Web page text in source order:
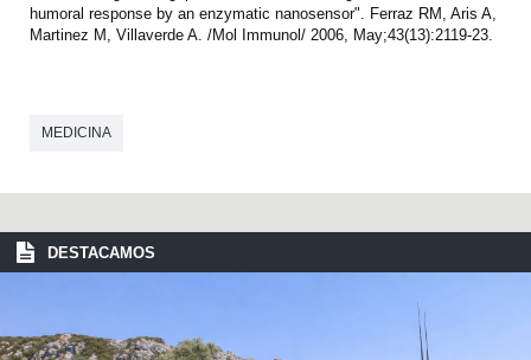
humoral response by an enzymatic nanosensor". Ferraz RM, Aris A,
Martinez M, Villaverde A. /Mol Immunol/ 2006, May;43(13):2119-23.
MEDICINA
DESTACAMOS